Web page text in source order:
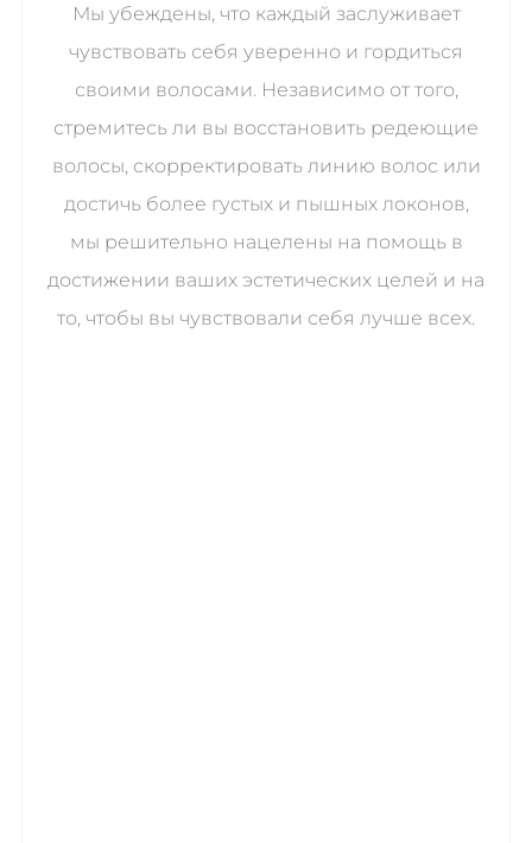
Мы убеждены, что каждый заслуживает
чувствовать себя уверенно и гордиться
своими волосами. Независимо от того,
стремитесь ли вы восстановить редеющие
волосы, скорректировать линию волос или
достичь более густых и пышных локонов,
мы решительно нацелены на помощь в
достижении ваших эстетических целей и на
то, чтобы вы чувствовали себя лучше всех.